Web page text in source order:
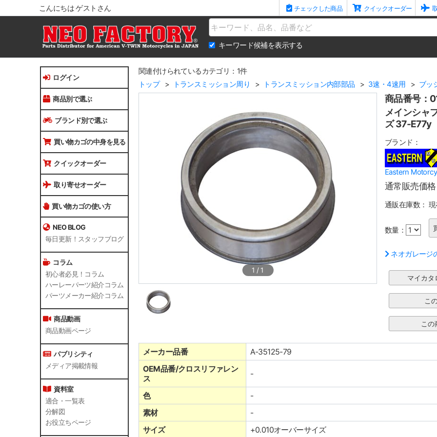
こんにちは ゲストさん チェックした商品 クイックオーダー
Name
キーワード候補を表示する
ログイン
商品別で選ぶ
ブランド別で選ぶ
買い物カゴの中身を見る
クイックオーダー
取り寄せオーダー
買い物カゴの使い方
NEO BLOG
毎日更新！スタッフブログ
コラム
初心者必見！コラム
ハーレーパーツ紹介コラム
パーツメーカー紹介コラム
商品動画
商品動画ページ
パブリシティ
メディア掲載情報
資料室
適合・一覧表
分解図
お役立ちページ
関連付けられているカテゴリ：1件
トップ
トランスミッション周り トランスミッション内部部品 3速・4速用 ブッ
1 / 1
商品番号：
メインシャ
ズ 37-E77y
ブランド：
Eastern
通常販売価
通販在庫数：
数量：
ネオガレージ
メーカー品番
A-35125-79
OEM品番/クロスリファレン
ス
-
色
-
素材
-
サイズ
+0.010オーバーサイズ